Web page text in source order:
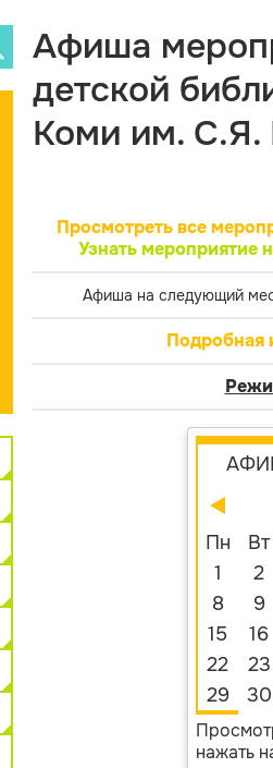
Афиша
детской
Коми им.
Просмотреть все
Узнать мероприятие
Афиша на следующий
Подробная
Пн Вт
1
2
8
9
15
16
22
23
29
30
нажать